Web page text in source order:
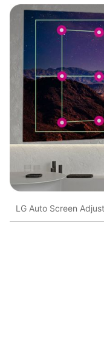
LG Auto Screen